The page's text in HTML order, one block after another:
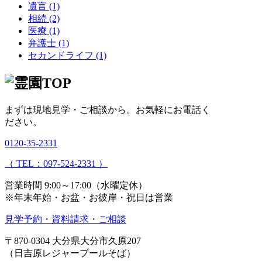
遺言 (1)
相続 (2)
医療 (1)
弁護士 (1)
セカンドライフ (1)
まずは現地見学・ご相談から。 お気軽にお電話く
ださい。
0120-35-2331
（ TEL：097-524-2331 ）
営業時間 9:00～17:00（水曜定休）
※年末年始・お盆・お彼岸・祝日は営業
見学予約・資料請求・ご相談
〒870-0304 大分県大分市久原207
（日吉原レジャープールそば）